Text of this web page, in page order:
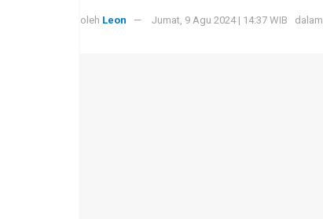
oleh Leon Jumat, 9 Agu 2024 | 14:37 WIB dalam